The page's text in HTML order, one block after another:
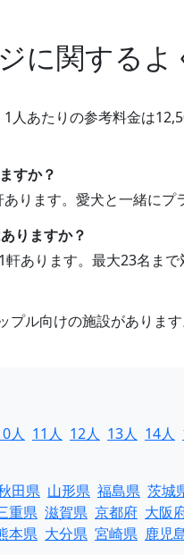
に関するよ
人あたりの参考料金は
すか？
ります。愛犬と一緒にプ
りますか？
あります。最大23名ま
プル向けの施設がありま
人 11人 12人 13人 14人
田県 山形県 福島県 茨城
重県 滋賀県 京都府 大阪
本県 大分県 宮崎県 鹿児